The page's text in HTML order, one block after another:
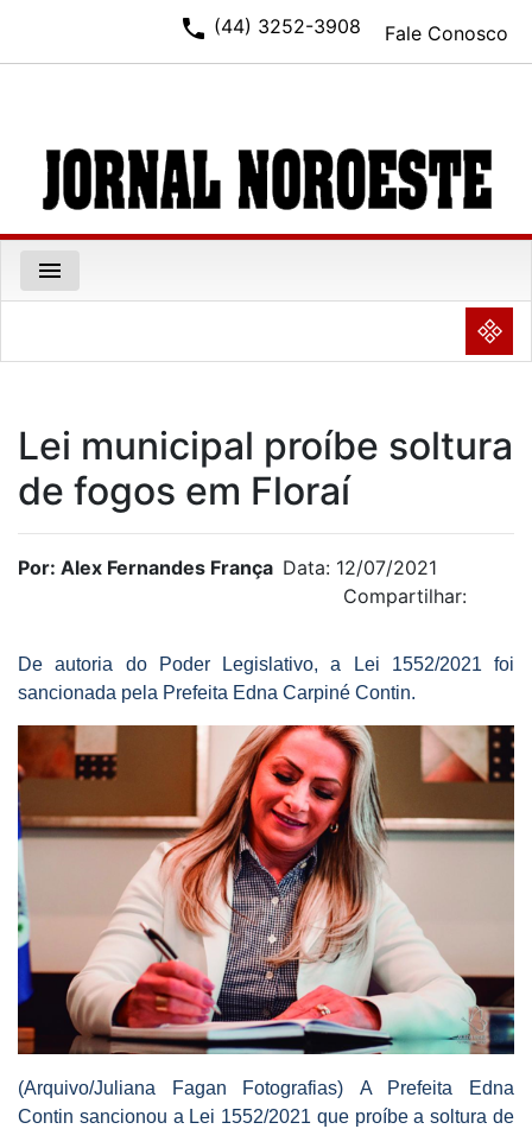
Fale Conosco
phone (44) 3252-3908
menu
NULL
Lei municipal proíbe soltura
de fogos em Floraí
Por: Alex Fernandes França Data: 12/07/2021
Compartilhar:
De autoria do Poder Legislativo, a Lei 1552/2021 foi
sancionada pela Prefeita Edna Carpiné Contin.
(Arquivo/Juliana Fagan Fotografias) A Prefeita Edna
Contin sancionou a Lei 1552/2021 que proíbe a soltura de